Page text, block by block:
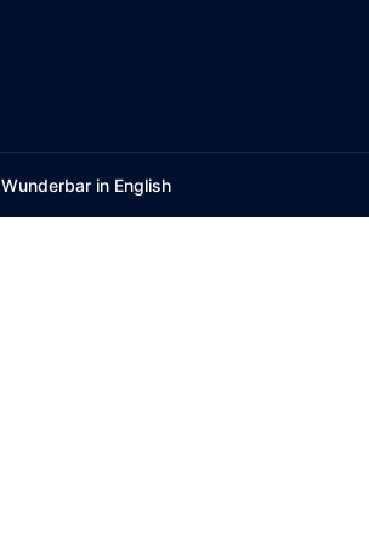
Wunderbar in English